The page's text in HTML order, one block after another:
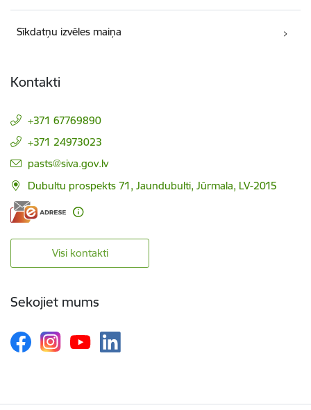
Sīkdatņu izvēles maiņa
Kontakti
+371 67769890
+371 24973023
E-pasts:
pasts@siva.gov.lv
Dubultu prospekts 71, Jaundubulti, Jūrmala, LV-2015
Visi kontakti
Sekojiet mums